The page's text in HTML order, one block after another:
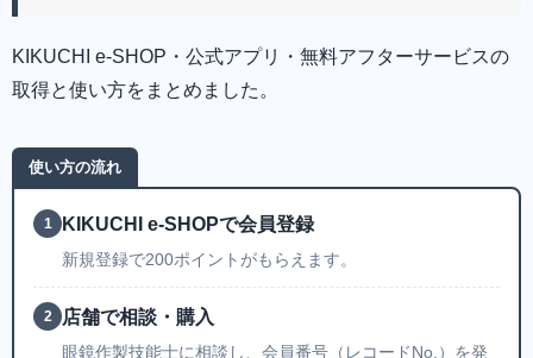
KIKUCHI e-SHOP・公式アプリ・無料アフターサービスの
取得と使い方をまとめました。
使い方の流れ
1 KIKUCHI e-SHOPで会員登録
新規登録で200ポイントがもらえます。
2 店舗で相談・購入
眼鏡作製技能士に相談し、会員番号（レコードNo.）を発